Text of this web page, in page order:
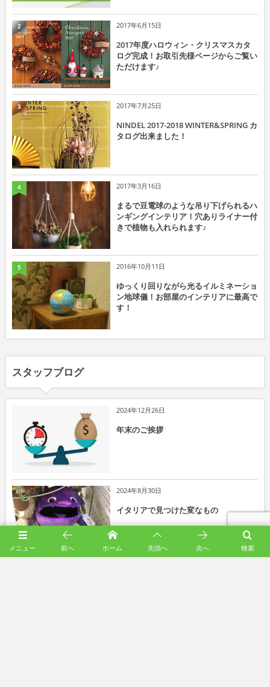
2017年6月15日
2017年度ハロウィン・クリスマスカタ
ログ完成！お取引先様ページからご覧い
ただけます♪
2
2017年7月25日
NINDEL 2017-2018 WINTER&SPRING カ
タログ出来ました！
3
2017年3月16日
まるで豆電球のような吊り下げられるハ
ンギングインテリア！穴ありライナー付
きで植物も入れられます♪
4
2016年10月11日
ゆっくり回りながら光るイルミネーショ
ン地球儀！お部屋のインテリアに最高で
す！
5
スタッフブログ
2024年12月26日
年末のご挨拶
2024年8月30日
イタリアで見つけた変なもの
メニュー 検索
前へ ホーム 先頭へ 次へ